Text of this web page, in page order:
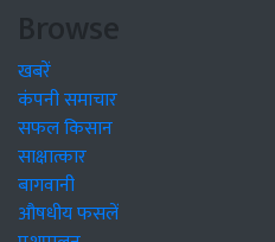
Browse
खबरें
कंपनी समाचार
सफल किसान
साक्षात्कार
बागवानी
औषधीय फसलें